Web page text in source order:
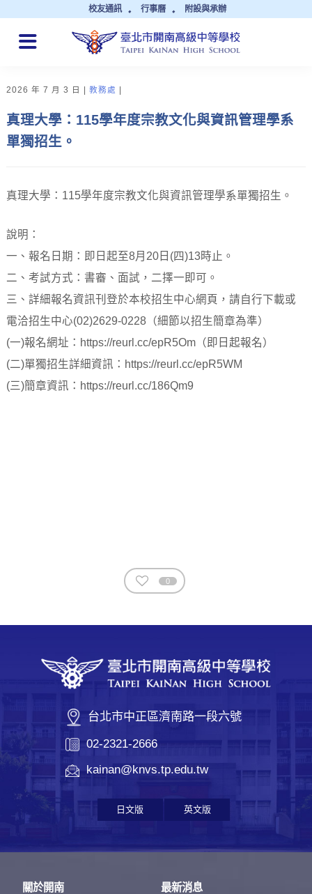
校友通訊 行事曆 附設與承辦
QUICK LINKS
2026 年 7 月 3 日 教務處
真理大學：115學年度宗教文化與資訊管理學系
單獨招生。
真理大學：115學年度宗教文化與資訊管理學系單獨招生。
說明：
一、報名日期：即日起至8月20日(四)13時止。
二、考試方式：書審、面試，二擇一即可。
三、詳細報名資訊刊登於本校招生中心網頁，請自行下載或
電洽招生中心(02)2629-0228（細節以招生簡章為準）
(一)報名網址：https://reurl.cc/epR5Om（即日起報名）
(二)單獨招生詳細資訊：https://reurl.cc/epR5WM
(三)簡章資訊：https://reurl.cc/186Qm9
0
台北市中正區濟南路一段六號
02-2321-2666
kainan@knvs.tp.edu.tw
日文版 英文版
關於開南 最新消息